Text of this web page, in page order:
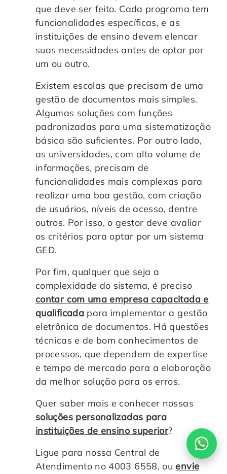
que deve ser feito. Cada programa tem
funcionalidades específicas, e as
instituições de ensino devem elencar
suas necessidades antes de optar por
um ou outro.
Existem escolas que precisam de uma
gestão de documentos mais simples.
Algumas soluções com funções
padronizadas para uma sistematização
básica são suficientes. Por outro lado,
as universidades, com alto volume de
informações, precisam de
funcionalidades mais complexas para
realizar uma boa gestão, com criação
de usuários, níveis de acesso, dentre
outros. Por isso, o gestor deve avaliar
os critérios para optar por um sistema
GED.
Por fim, qualquer que seja a
complexidade do sistema, é preciso
contar com uma empresa capacitada e
qualificadapara implementar a gestão
eletrônica de documentos. Há questões
técnicas e de bom conhecimentos de
processos, que dependem de expertise
e tempo de mercado para a elaboração
da melhor solução para os erros.
Quer saber mais e conhecer nossas
soluções personalizadas para
instituições de ensino superior?
Ligue para nossa Central de
Atendimento no 4003 6558, ou envie